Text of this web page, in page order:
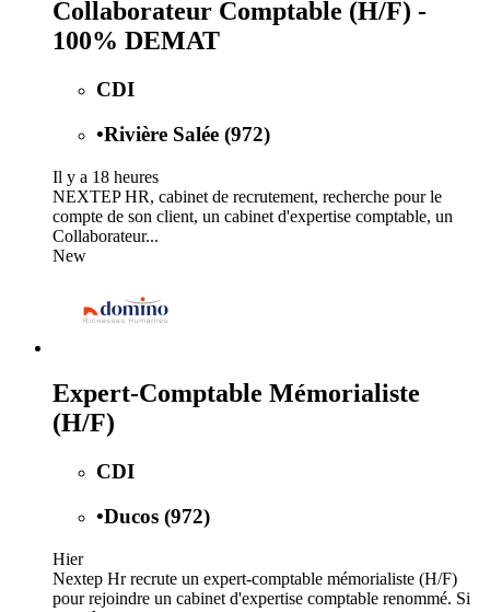
Collaborateur Comptable (H/F) -
100% DEMAT
CDI
•Rivière Salée (972)
Il y a 18 heures
NEXTEP HR, cabinet de recrutement, recherche pour le
compte de son client, un cabinet d'expertise comptable, un
Collaborateur...
New
Expert-Comptable Mémorialiste
(H/F)
CDI
•Ducos (972)
Hier
Nextep Hr recrute un expert-comptable mémorialiste (H/F)
pour rejoindre un cabinet d'expertise comptable renommé. Si